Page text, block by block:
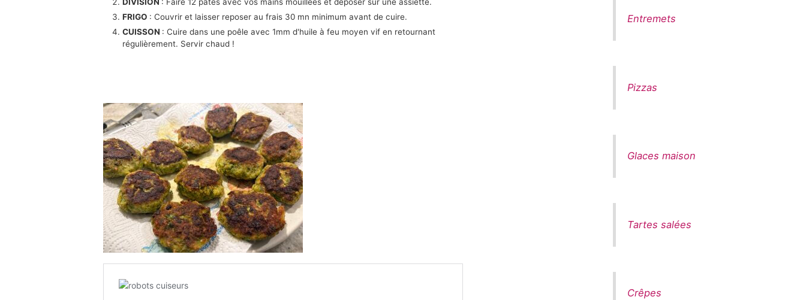
FRIGO : Couvrir et laisser reposer au frais 30 mn minimum avant de cuire.
CUISSON : Cuire dans une poêle avec 1mm d'huile à feu moyen vif en retournant
régulièrement. Servir chaud !
Entremets
Pizzas
Glaces maison
Tartes salées
Crêpes